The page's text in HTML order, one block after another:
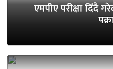
एमपीए परीक्षा दिँदै